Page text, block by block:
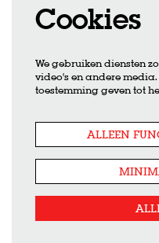
Cookies
We gebruiken diensten
video's en andere media.
toestemming geven tot
ALLEEN